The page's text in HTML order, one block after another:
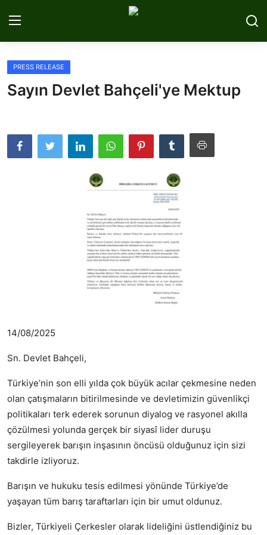
Home
About Us
Media
PRESS RELEASE
Sayın Devlet Bahçeli'ye Mektup
14/08/2025
Sn. Devlet Bahçeli,
Türkiye’nin son elli yılda çok büyük acılar çekmesine neden
olan çatışmaların bitirilmesinde ve devletimizin güvenlikçi
politikaları terk ederek sorunun diyalog ve rasyonel akılla
çözülmesi yolunda gerçek bir siyasî lider duruşu
sergileyerek barışın inşasının öncüsü olduğunuz için sizi
takdirle izliyoruz.
Barışın ve hukuku tesis edilmesi yönünde Türkiye’de
yaşayan tüm barış taraftarları için bir umut oldunuz.
Bizler, Türkiyeli Çerkesler olarak lideliğini üstlendiğiniz bu